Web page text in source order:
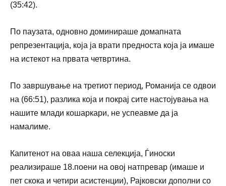
(35:42).
По паузата, одновно доминираше домапната
репрезентација, која ја врати предноста која ја имаше
на истекот на првата четвртина.
По завршување на третиот период, Романија се одвои
на (66:51), разлика која и покрај сите настојувања на
нашите млади кошаркари, не успеавме да ја
намалиме.
Капитенот на оваа наша селекција, Ѓиноски
реализираше 18.поени на овој натпревар (имаше и
пет скока и четири асистенции), Рајковски дополни со